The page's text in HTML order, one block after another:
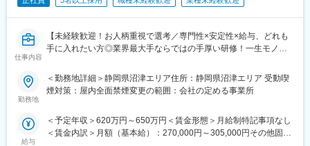
https://www.beckmancoulter.co.jp/dx/product/chemistry/
■当社について
当社は、臨床検査とライフサイエンス領域で世界的な存在感を持
つグローバル企業です。
盤に成長し、現在では血液・生化学・免疫検査装置を中心とした
臨床検査分野で世界トップクラスのシェアを誇ります。
製品群は精度・信頼性の高さに加え、検査の効率化を実現する高
度な自動化技術が強みで、病院や研究機関の業務フローを大きく
仕事内容
【未経験歓迎！お人柄重視で選考／専門性×安定性×給与、どれも
手に入れたい方◎業界最大手ならではの手厚い研修！一生モノの
パス豊富】
る「CSO」という業界で世界最大手の企業です。今回はIQVIAの
正社員として、クライアントである医療機器メーカーの名刺を持
勤務地
＜勤務地詳細＞静岡県沼津エリア住所：静岡県沼津エリア 受動喫
煙対策：屋内全面禁煙変更の範囲：会社の定める事業所
給与
＜予定年収＞620万円～650万円＜賃金形態＞月給制特記事項なし
＜賃金内訳＞月額（基本給）：270,000円～305,000円その他固定